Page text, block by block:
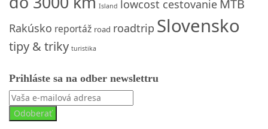
Island lowcost cestovanie MTB
Rakúsko reportáž road roadtrip Slovensko
tipy & triky turistika
Prihláste sa na odber newslettru